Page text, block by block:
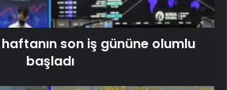
son iş gününe olumlu
başladı